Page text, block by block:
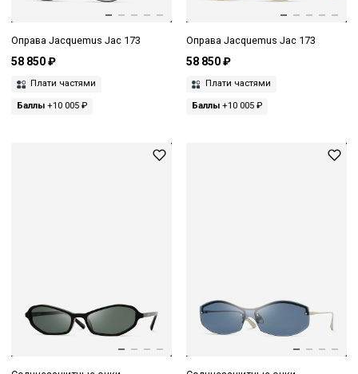
Оправа Jacquemus Jac 173
58 850 ₽
Плати частями
Баллы +10 005 ₽
Оправа Jacquemus Jac 173
58 850 ₽
Плати частями
Баллы+10 005 ₽